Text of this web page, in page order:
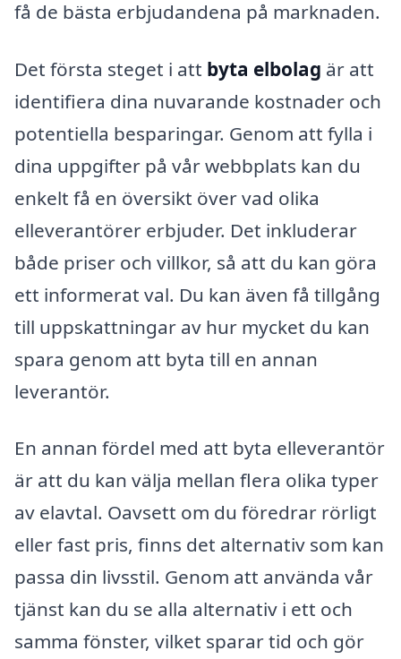
få de bästa erbjudandena på marknaden.
Det första steget i att byta elbolag är att
identifiera dina nuvarande kostnader och
potentiella besparingar. Genom att fylla i
dina uppgifter på vår webbplats kan du
enkelt få en översikt över vad olika
elleverantörer erbjuder. Det inkluderar
både priser och villkor, så att du kan göra
ett informerat val. Du kan även få tillgång
till uppskattningar av hur mycket du kan
spara genom att byta till en annan
leverantör.
En annan fördel med att byta elleverantör
är att du kan välja mellan flera olika typer
av elavtal. Oavsett om du föredrar rörligt
eller fast pris, finns det alternativ som kan
passa din livsstil. Genom att använda vår
tjänst kan du se alla alternativ i ett och
samma fönster, vilket sparar tid och gör